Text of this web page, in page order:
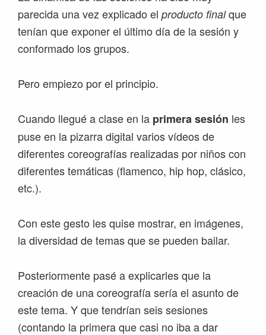
parecida una vez explicado el producto finalque
tenían que exponer el último día de la sesión y
conformado los grupos.
Pero empiezo por el principio.
Cuando llegué a clase en la primera sesión les
puse en la pizarra digital varios vídeos de
diferentes coreografías realizadas por niños con
diferentes temáticas (flamenco, hip hop, clásico,
etc.).
Con este gesto les quise mostrar, en imágenes,
la diversidad de temas que se pueden bailar.
Posteriormente pasé a explicarles que la
creación de una coreografía sería el asunto de
este tema. Y que tendrían seis sesiones
(contando la primera que casi no iba a dar